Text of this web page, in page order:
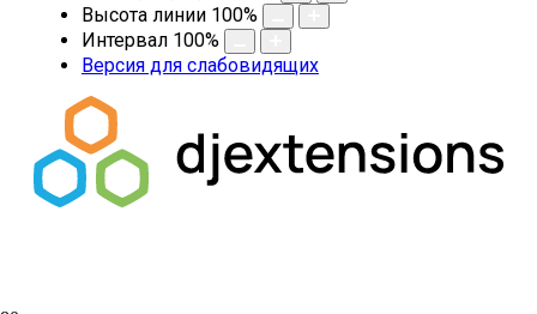
Высота линии 100%
Интервал 100%
Версия для слабовидящих